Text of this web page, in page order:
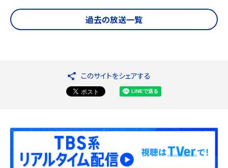
過去の放送一覧
このサイトをシェアする